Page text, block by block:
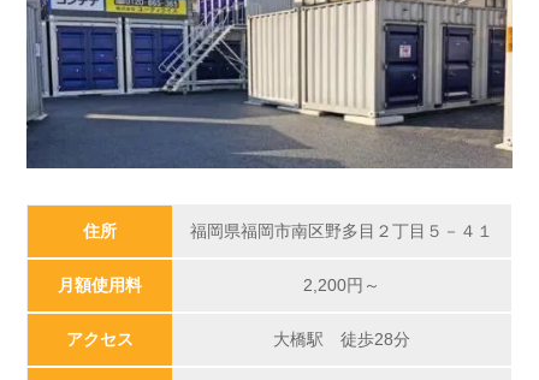
住所 福岡県福岡市南区野多目２丁目５－４１
月額使用料 2,200円～
アクセス 大橋駅 徒歩28分